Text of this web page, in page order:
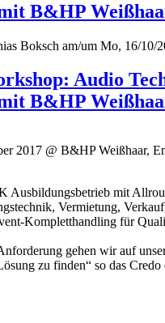
B&HP
Boksch am/um Mo, 16/10/
Audio
B&HP
2017 @ B&HP Weißhaar,
Ausbildungsbetrieb mit
Vermietung,
Kompletthandling für
gehen wir auf
zu finden“ so das Credo